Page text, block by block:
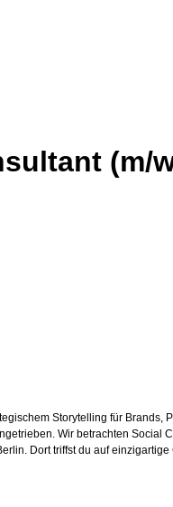
(m/
Storytelling für Brands,
Wir betrachten
Dort triffst du auf